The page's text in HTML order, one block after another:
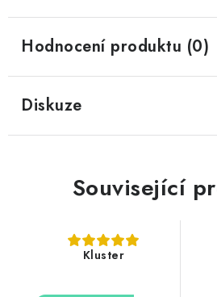
Hodnocení produktu (0)
Diskuze
Související
Kluster